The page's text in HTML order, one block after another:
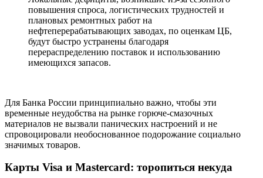
повышения спроса, логистических трудностей и
плановых ремонтных работ на
нефтеперерабатывающих заводах, по оценкам ЦБ,
будут быстро устранены благодаря
перераспределению поставок и использованию
имеющихся запасов.
Для Банка России принципиально важно, чтобы эти
временные неудобства на рынке горюче-смазочных
материалов не вызвали панических настроений и не
спровоцировали необоснованное подорожание социально
значимых товаров.
Карты Visa и Mastercard: торопиться некуда